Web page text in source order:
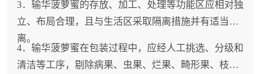
3．输华菠萝蜜的存放、加工、处理等功能区应相对独
立、布局合理，且与生活区采取隔离措施并有适当距
离。
4．输华菠萝蜜在包装过程中，应经人工挑选、分级和
清洁等工序，剔除病果、虫果、烂果、畸形果、枝叶